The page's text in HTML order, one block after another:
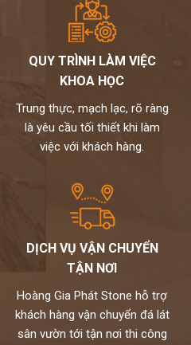
QUY TRÌNH LÀM VIỆC
KHOA HỌC
Trung thực, mạch lạc, rõ ràng
là yêu cầu tối thiết khi làm
việc với khách hàng.
DỊCH VỤ VẬN CHUYỂN
TẬN NƠI
Hoàng Gia Phát Stone hỗ trợ
khách hàng vận chuyển đá lát
sân vườn tới tận nơi thi công